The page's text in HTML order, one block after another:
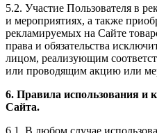
5.2. Участие Пользователя в
и мероприятиях, а также
рекламируемых на Сайте
права и обязательства
лицом, реализующим
или проводящим акцию или
6. Правила использования и
Сайта.
6.1. В любом случае